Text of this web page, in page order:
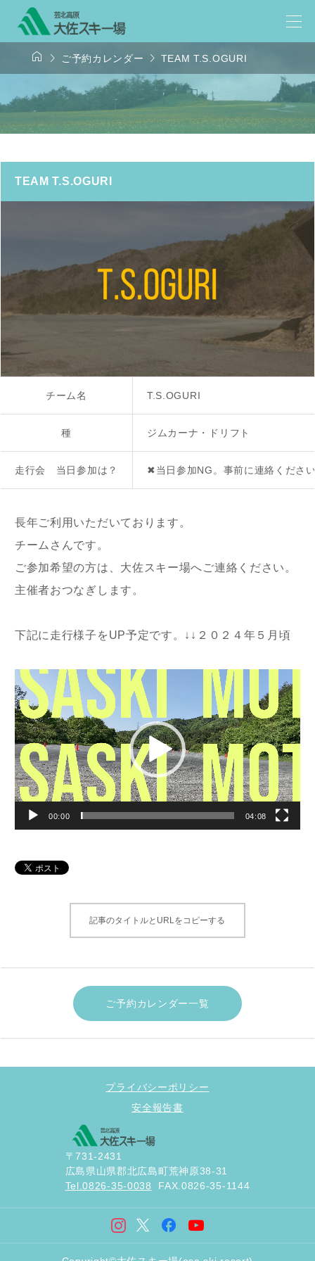
  ご予約カレンダー  TEAM T.S.OGURI
TEAM T.S.OGURI
チーム名 T.S.OGURI
種 ジムカーナ・ドリフト
走行会 当日参加は？ ✖当日参加NG。事前に連絡くださ
長年ご利用いただいております。
チームさんです。
ご参加希望の方は、大佐スキー場へご連絡ください。
主催者おつなぎします。
下記に走行様子をUP予定です。↓↓２０２４年５月頃
動
画
プ
レ
ー
ヤ
ー
00:00 04:08
記事のタイトルとURLをコピーする
ご予約カレンダー一覧
プライバシーポリシー
安全報告書
〒731-2431
広島県山県郡北広島町荒神原38-31
Tel.0826-35-0038
FAX.0826-35-1144